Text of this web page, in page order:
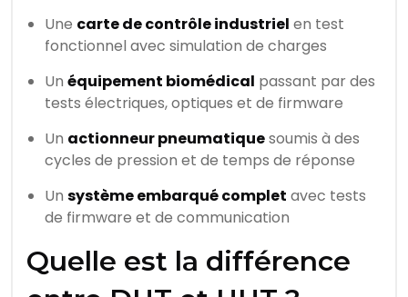
Une carte de contrôle industriel en test
fonctionnel avec simulation de charges
Un équipement biomédical passant par des
tests électriques, optiques et de firmware
Un actionneur pneumatiquesoumis à des
cycles de pression et de temps de réponse
Un système embarqué complet avec tests
de firmware et de communication
Quelle est la différence